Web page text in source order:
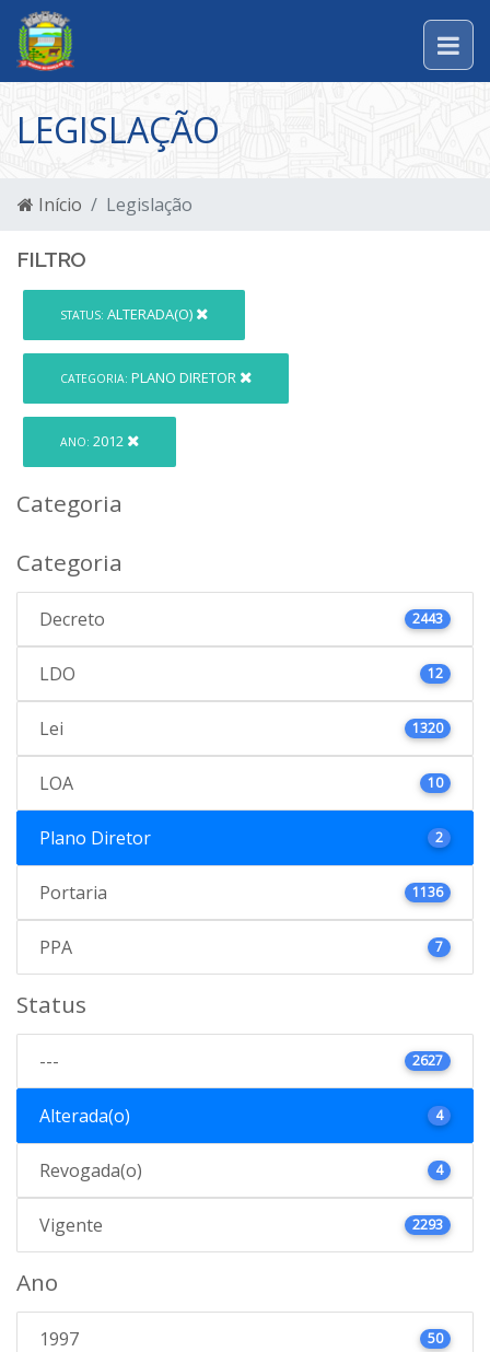
LEGISLAÇÃO
Início Legislação
FILTRO
STATUS: ALTERADA(O)
CATEGORIA: PLANO DIRETOR
ANO: 2012
Categoria
Categoria
Decreto 2443
LDO 12
Lei 1320
LOA 10
Plano Diretor 2
Portaria 1136
PPA 7
Status
--- 2627
Alterada(o) 4
Revogada(o) 4
Vigente 2293
Ano
1997 50